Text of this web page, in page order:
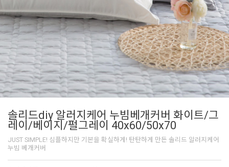
솔리드diy 알러지케어 누빔베개커버 화이트/그
레이/베이지/펄그레이 40x60/50x70
JUST SIMPLE! 심플하지만 기본을 확실하게! 탄탄하게 만든 솔리드 알러지케어
누빔 베개커버